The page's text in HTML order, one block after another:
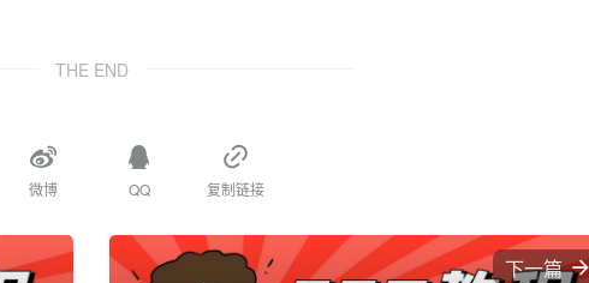
THE END
微博 QQ 复制链接
下一篇